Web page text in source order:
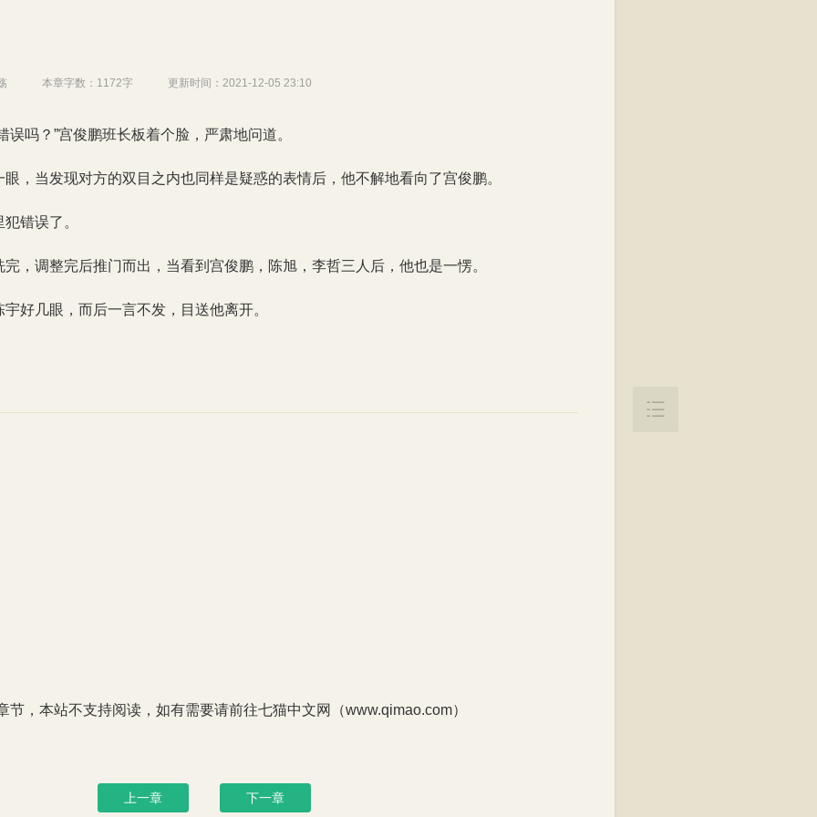
本章字数： 1172字 更新时间： 2021-12-05 23:10
误吗？”宫俊鹏班长板着个脸，严肃地问道。
，当发现对方的双目之内也同样是疑惑的表情后，他不解地看向了宫俊鹏。
错误了。
，调整完后推门而出，当看到宫俊鹏，陈旭，李哲三人后，他也是一愣。
好几眼，而后一言不发，目送他离开。
节，本站不支持阅读，如有需要请前往七猫中文网（www.qimao.com）
上一章 下一章
